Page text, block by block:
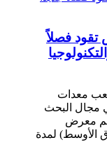
فصلاً
معدات
مجال البحث
5 فبراير 2024، أقيم معرض
الأوسط) لمدة